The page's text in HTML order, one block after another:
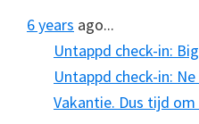
6 years ago...
Untappd check-in:
Untappd check-in:
Vakantie. Dus tijd